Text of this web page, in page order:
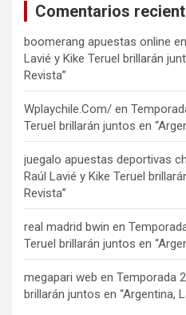
Comentarios
boomerang apuestas online en
Lavié y Kike Teruel brillarán
Revista”
Wplaychile.Com/ en
Teruel brillarán juntos en
juegalo apuestas deportivas
Raúl Lavié y Kike Teruel
Revista”
real madrid bwin en
Teruel brillarán juntos en
megapari web en Temporada
brillarán juntos en “Argentina,